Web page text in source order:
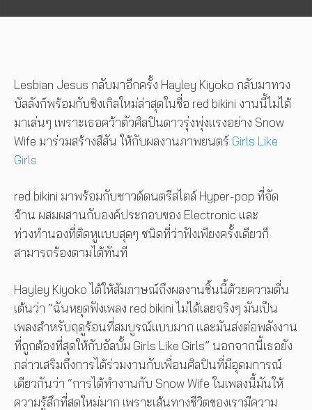
Lesbian Jesus กลับมาอีกครั้ง Hayley Kiyoko กลับมาทวง
บัลลังก์พร้อมกับซิงเกิลใหม่ล่าสุดในชื่อ red bikini งานนี้ไม่ได้
มาเล่นๆ เพราะเธอคว้าตัวศิลปินดาวรุ่งพุ่งแรงอย่าง Snow
Wife มาร่วมสร้างสีสัน ให้กับผลงานภาพยนตร์ Girls Like
Girls
red bikini มาพร้อมกับซาวด์ดนตรีสไตล์ Hyper-pop ที่จัด
จ้าน ผสมผสานกับองค์ประกอบของ Electronic และ
ท่วงทำนองที่ติดหูแบบสุดๆ ชนิดที่ว่าฟังเพียงครั้งเดียวก็
สามารถร้องตามได้ทันที
Hayley Kiyoko ได้ให้สัมภาษณ์ถึงผลงานชิ้นนี้ด้วยความตื่น
เต้นว่า “ฉันหยุดฟังเพลง red bikini ไม่ได้เลยจริงๆ มันเป็น
เพลงสำหรับฤดูร้อนที่สมบูรณ์แบบมาก และมันส่งต่อพลังงาน
ที่ถูกต้องที่สุดให้กับอัลบั้ม Girls Like Girls” นอกจากนี้เธอยัง
กล่าวเสริมถึงการได้ร่วมงานกับเพื่อนศิลปินที่มีอุดมการณ์
เดียวกันว่า “การได้ทำงานกับ Snow Wife ในเพลงนี้มันให้
ความรู้สึกที่สดใหม่มาก เพราะเส้นทางชีวิตของเรามีความ